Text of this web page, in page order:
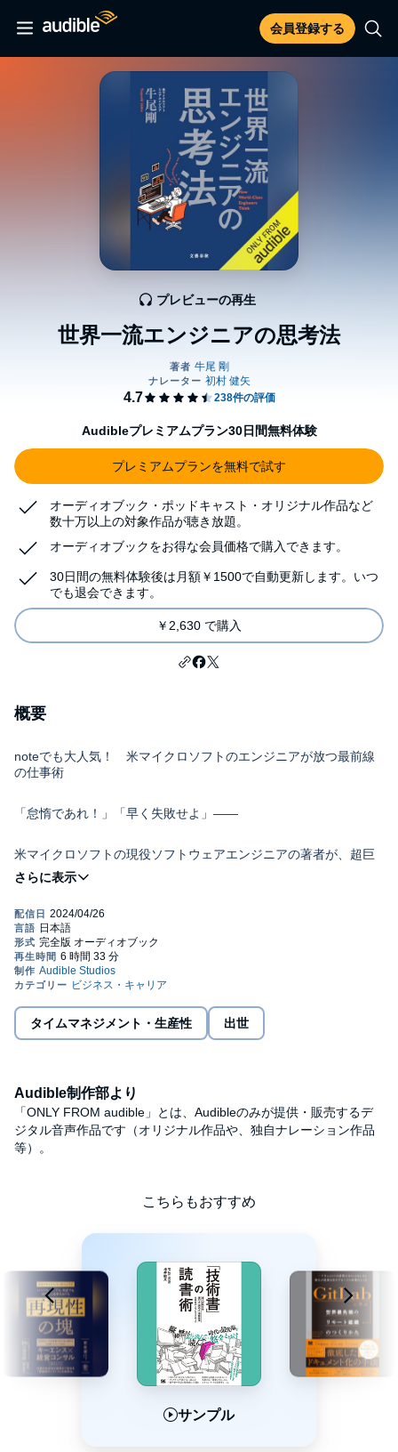
会員登録する
世界一流エンジニアの思考法
プレビューの再生
Audibleプレミアムプラン30日間無料体験
プレミアムプランを無料で試す
オーディオブック・ポッドキャスト・オリジナル作品など
数十万以上の対象作品が聴き放題。
オーディオブックをお得な会員価格で購入できます。
30日間の無料体験後は月額￥1500で自動更新します。いつ
でも退会できます。
￥2,630 で購入
概要
noteでも大人気！ 米マイクロソフトのエンジニアが放つ最前線
の仕事術
「怠惰であれ！」「早く失敗せよ」――
米マイクロソフトの現役ソフトウェアエンジニアの著者が、超巨
大クラウドの開発の最前線で学んだ思考法とは？
“三流プログラマ”でもできた〈生産性爆上がり〉の技術！
・試行錯誤は「悪」。“基礎の理解”に時間をかける
・より少ない時間で価値を最大化する考え方とは？
・「準備」と「持ち帰り」をやめて、その場で解決する
・“脳の負荷を減らす”コミュニケーションの極意
・コントリビュート文化で「感謝」の好循環を生む……etc.
仕事と人生を「自分の手でコントロールする」最高のスキルがこ
PCサイトのライブラリー、またはアプリ上の「目次」からご確認
©牛尾 剛 (P)2023 Audible, Inc.
タイムマネジメント・生産性 出世
Audible制作部より
「ONLY FROM audible」とは、Audibleのみが提供・販売するデ
ジタル音声作品です（オリジナル作品や、独自ナレーション作品
等）。
こちらもおすすめ
サンプル